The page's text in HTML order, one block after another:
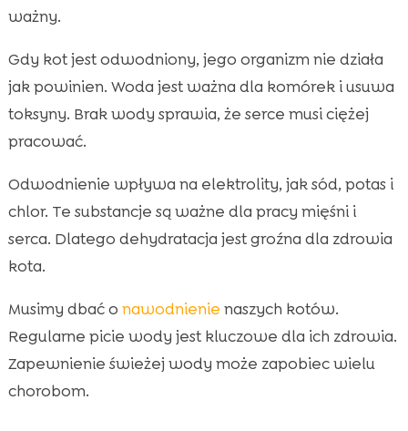
ważny.
Gdy kot jest odwodniony, jego organizm nie działa
jak powinien. Woda jest ważna dla komórek i usuwa
toksyny. Brak wody sprawia, że serce musi ciężej
pracować.
Odwodnienie wpływa na elektrolity, jak sód, potas i
chlor. Te substancje są ważne dla pracy mięśni i
serca. Dlatego dehydratacja jest groźna dla zdrowia
kota.
Musimy dbać o nawodnienie naszych kotów.
Regularne picie wody jest kluczowe dla ich zdrowia.
Zapewnienie świeżej wody może zapobiec wielu
chorobom.